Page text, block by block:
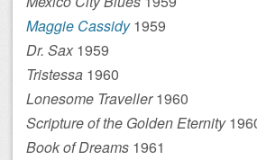
Maggie Cassidy1959
Dr. Sax1959
Tristessa 1960
Lonesome Traveller1960
Scripture of the Golden Eternity
Book of Dreams 1961